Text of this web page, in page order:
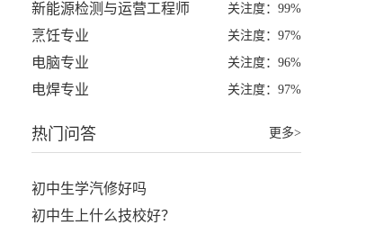
新能源检测与运营工程师 关注度：99%
烹饪专业 关注度：97%
电脑专业 关注度：96%
电焊专业 关注度：97%
热门问答 更多>
初中生学汽修好吗
初中生上什么技校好？